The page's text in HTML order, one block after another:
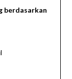
berdasarkan